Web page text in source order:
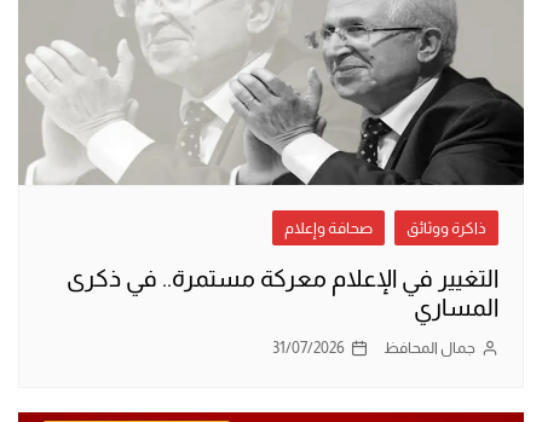
ذاكرة ووثائق صحافة وإعلام
التغيير في الإعلام معركة مستمرة.. في ذكرى
المساري
جمال المحافظ 31/07/2026